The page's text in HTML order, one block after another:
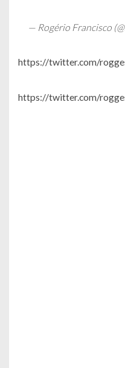
— Rogério Francisco
https://twitter.com/
https://twitter.com/